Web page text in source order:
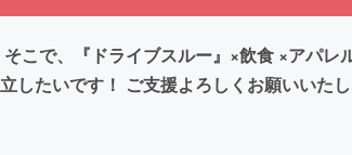
こで、『ドライブスルー』×飲食 ×アパレ
たいです！ ご支援よろしくお願いいたし